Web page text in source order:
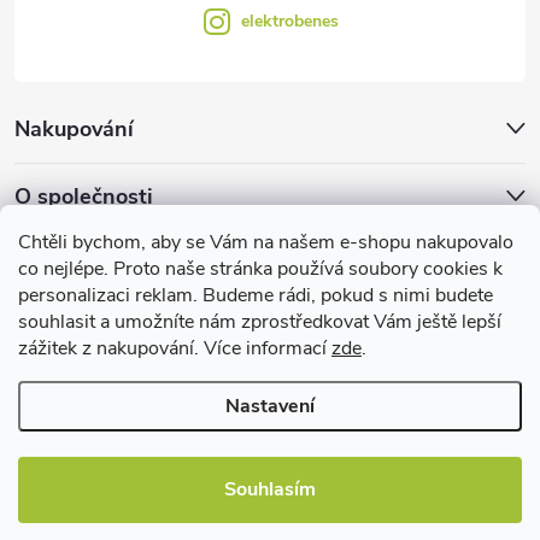
Chtěli bychom, aby se Vám na našem e-shopu nakupovalo
co nejlépe. Proto naše stránka používá soubory cookies k
personalizaci reklam. Budeme rádi, pokud s nimi budete
souhlasit a umožníte nám zprostředkovat Vám ještě lepší
zážitek z nakupování. Více informacízde.
Nastavení
Souhlasím
Nakupování
O společnosti
Facebook
elektrobenes
Užitečné informace